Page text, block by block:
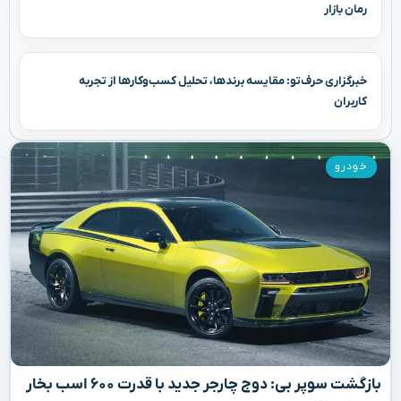
رمان بازار
خبرگزاری حرف‌تو: مقایسه برندها، تحلیل کسب‌وکارها از تجربه
کاربران
بازگشت سوپر بی: دوج چارجر جدید با قدرت ۶۰۰ اسب بخار
خودرو